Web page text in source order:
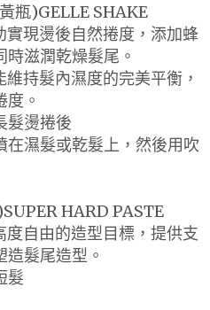
瓶)GELLE SHAKE
現燙後自然捲度，添加蜂
滋潤乾燥髮尾。
持髮內濕度的完美平衡，
。
髮燙捲後
在濕髮或乾髮上，然後用吹
HARD PASTE
自由的造型目標，提供支
髮尾造型。
髮